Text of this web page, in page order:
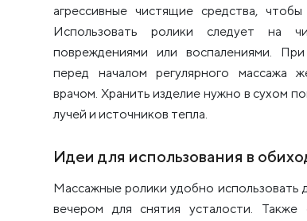
агрессивные чистящие средства,
Использовать ролики следует на
повреждениями или воспалениями.
перед началом регулярного массажа
врачом. Хранить изделие нужно в сухом
лучей и источников тепла.
Идеи для использования в
Массажные ролики удобно
вечером для снятия усталости.